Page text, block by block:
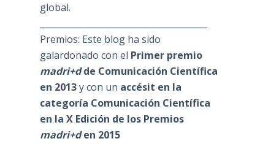
global.
Premios: Este blog ha sido
galardonado con el Primer premio
madri+dde Comunicación Científica
en 2013y con un accésit en la
categoría Comunicación Científica
en la X Edición de los Premios
madri+den 2015